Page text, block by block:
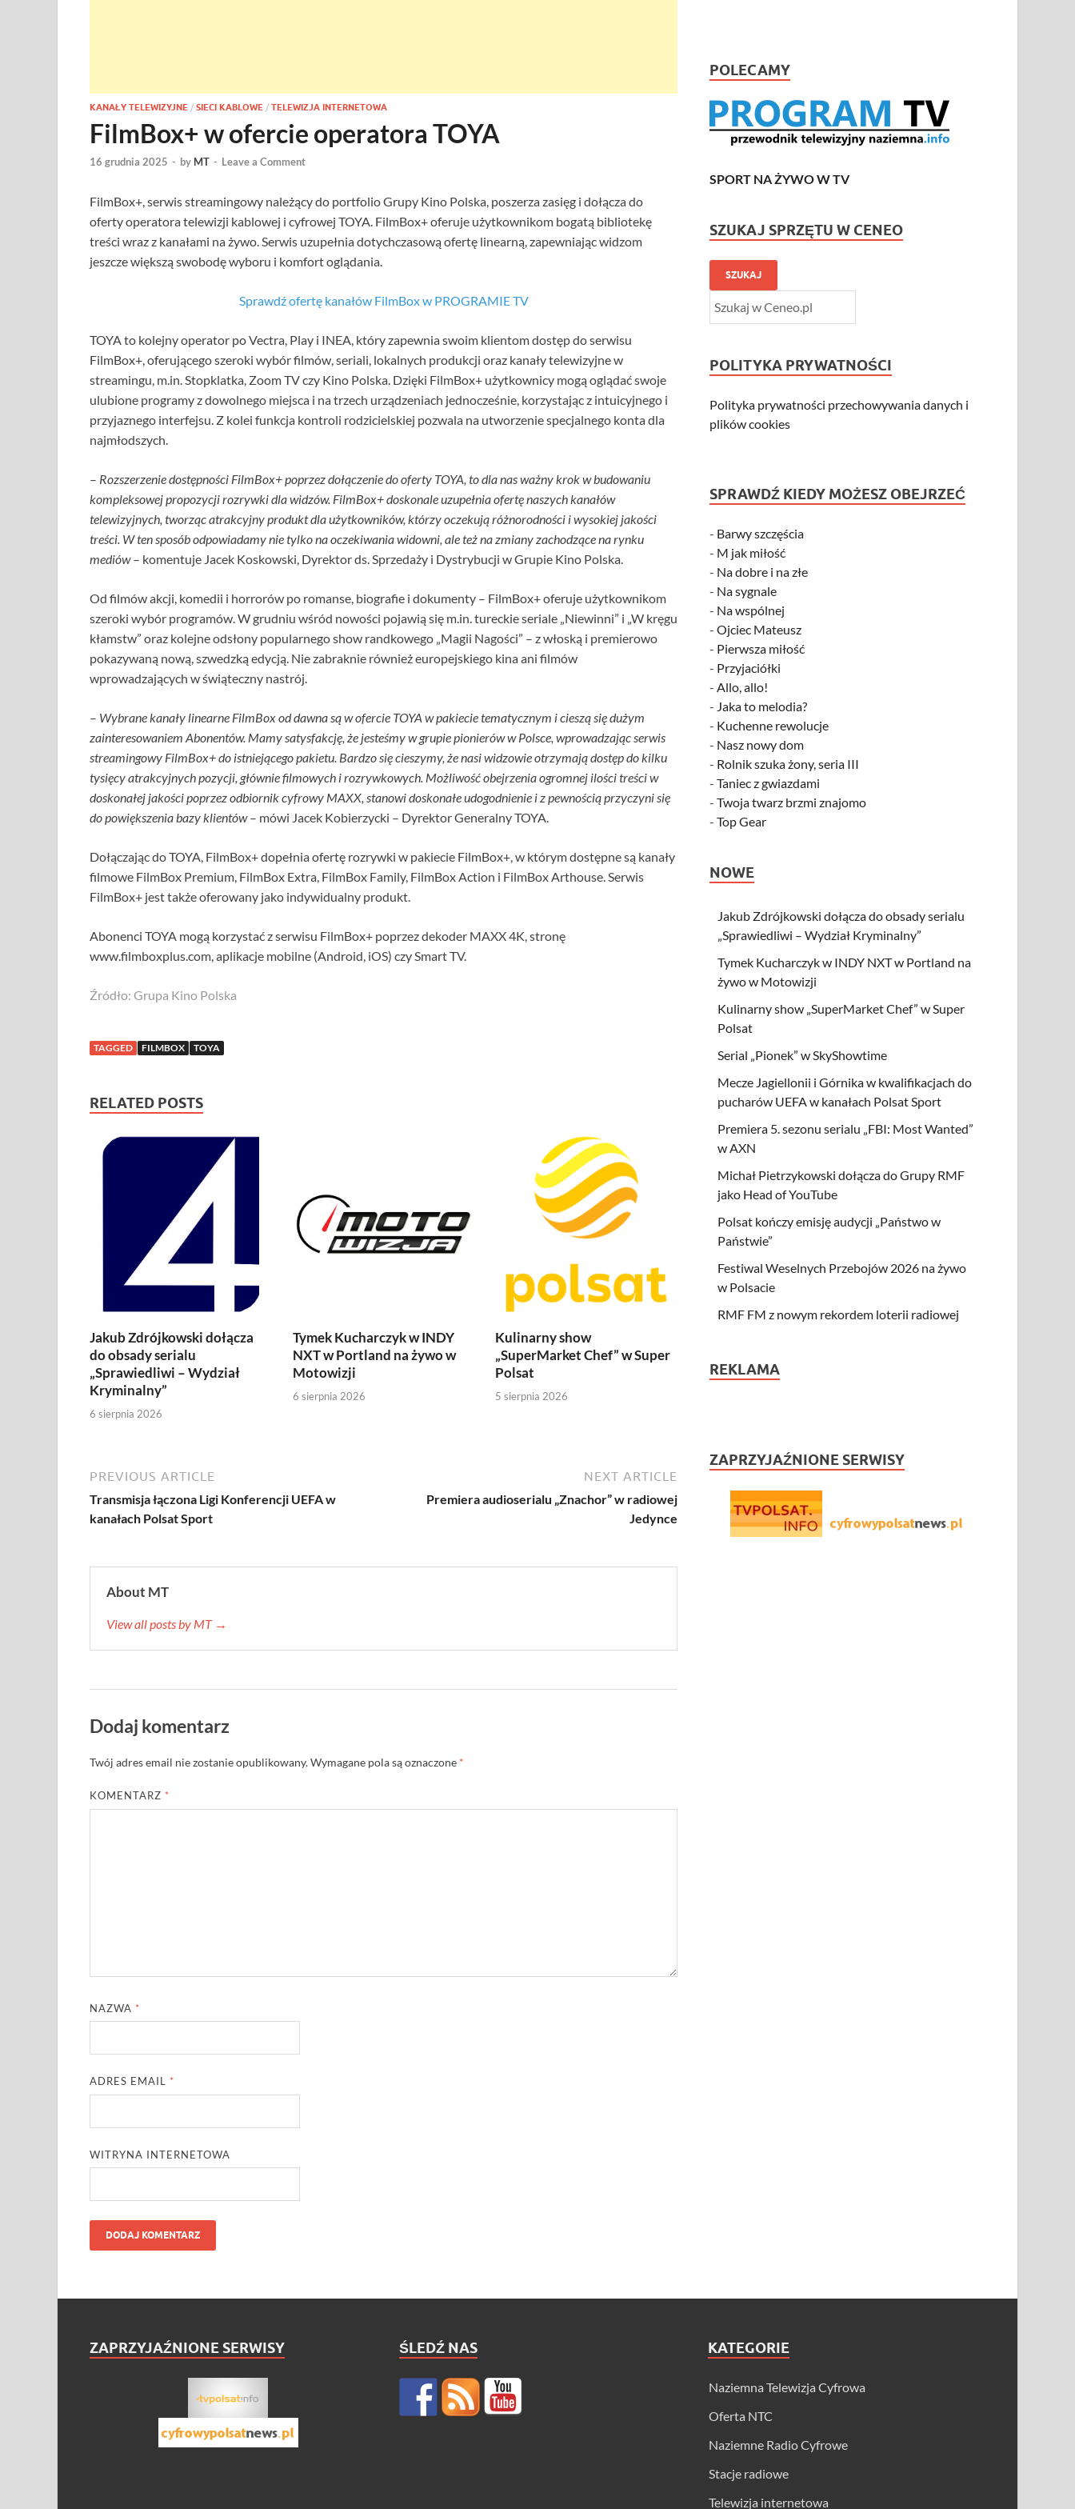
KANAŁY TELEWIZYJNE / SIECI KABLOWE / TELEWIZJA INTERNETOWA
FilmBox+ w ofercie operatora TOYA
16 grudnia 2025 - by MT - Leave a Comment
FilmBox+, serwis streamingowy należący do portfolio Grupy Kino Polska, poszerza zasięg i dołącza do
oferty operatora telewizji kablowej i cyfrowej TOYA. FilmBox+ oferuje użytkownikom bogatą bibliotekę
treści wraz z kanałami na żywo. Serwis uzupełnia dotychczasową ofertę linearną, zapewniając widzom
jeszcze większą swobodę wyboru i komfort oglądania.
Sprawdź ofertę kanałów FilmBox w PROGRAMIE TV
TOYA to kolejny operator po Vectra, Play i INEA, który zapewnia swoim klientom dostęp do serwisu
FilmBox+, oferującego szeroki wybór filmów, seriali, lokalnych produkcji oraz kanały telewizyjne w
streamingu, m.in. Stopklatka, Zoom TV czy Kino Polska. Dzięki FilmBox+ użytkownicy mogą oglądać swoje
ulubione programy z dowolnego miejsca i na trzech urządzeniach jednocześnie, korzystając z intuicyjnego i
przyjaznego interfejsu. Z kolei funkcja kontroli rodzicielskiej pozwala na utworzenie specjalnego konta dla
najmłodszych.
– Rozszerzenie dostępności FilmBox+ poprzez dołączenie do oferty TOYA, to dla nas ważny krok w budowaniu
kompleksowej propozycji rozrywki dla widzów. FilmBox+ doskonale uzupełnia ofertę naszych kanałów
telewizyjnych, tworząc atrakcyjny produkt dla użytkowników, którzy oczekują różnorodności i wysokiej jakości
treści. W ten sposób odpowiadamy nie tylko na oczekiwania widowni, ale też na zmiany zachodzące na rynku
mediów– komentuje Jacek Koskowski, Dyrektor ds. Sprzedaży i Dystrybucji w Grupie Kino Polska.
Od filmów akcji, komedii i horrorów po romanse, biografie i dokumenty – FilmBox+ oferuje użytkownikom
szeroki wybór programów. W grudniu wśród nowości pojawią się m.in. tureckie seriale „Niewinni” i „W kręgu
kłamstw” oraz kolejne odsłony popularnego show randkowego „Magii Nagości” – z włoską i premierowo
pokazywaną nową, szwedzką edycją. Nie zabraknie również europejskiego kina ani filmów
wprowadzających w świąteczny nastrój.
– Wybrane kanały linearne FilmBox od dawna są w ofercie TOYA w pakiecie tematycznym i cieszą się dużym
zainteresowaniem Abonentów. Mamy satysfakcję, że jesteśmy w grupie pionierów w Polsce, wprowadzając serwis
streamingowy FilmBox+ do istniejącego pakietu. Bardzo się cieszymy, że nasi widzowie otrzymają dostęp do kilku
tysięcy atrakcyjnych pozycji, głównie filmowych i rozrywkowych. Możliwość obejrzenia ogromnej ilości treści w
doskonałej jakości poprzez odbiornik cyfrowy MAXX, stanowi doskonałe udogodnienie i z pewnością przyczyni się
do powiększenia bazy klientów– mówi Jacek Kobierzycki – Dyrektor Generalny TOYA.
Dołączając do TOYA, FilmBox+ dopełnia ofertę rozrywki w pakiecie FilmBox+, w którym dostępne są kanały
filmowe FilmBox Premium, FilmBox Extra, FilmBox Family, FilmBox Action i FilmBox Arthouse. Serwis
FilmBox+ jest także oferowany jako indywidualny produkt.
Abonenci TOYA mogą korzystać z serwisu FilmBox+ poprzez dekoder MAXX 4K, stronę
www.filmboxplus.com, aplikacje mobilne (Android, iOS) czy Smart TV.
Źródło: Grupa Kino Polska
TAGGED FILMBOX TOYA
RELATED POSTS
Jakub Zdrójkowski dołącza
do obsady serialu
„Sprawiedliwi – Wydział
Kryminalny”
6 sierpnia 2026
Tymek Kucharczyk w INDY
NXT w Portland na żywo w
Motowizji
6 sierpnia 2026
Kulinarny show
„SuperMarket Chef” w Super
Polsat
5 sierpnia 2026
PREVIOUS ARTICLE
Transmisja łączona Ligi Konferencji UEFA w
kanałach Polsat Sport
NEXT ARTICLE
Premiera audioserialu „Znachor” w radiowej
Jedynce
About MT
View all posts by MT →
Dodaj komentarz
Twój adres email nie zostanie opublikowany.Wymagane pola są oznaczone *
KOMENTARZ *
NAZWA *
ADRES EMAIL *
WITRYNA INTERNETOWA
POLECAMY
SPORT NA ŻYWO W TV
SZUKAJ SPRZĘTU W CENEO
SZUKAJ
POLITYKA PRYWATNOŚCI
Polityka prywatności przechowywania danych i
plików cookies
SPRAWDŹ KIEDY MOŻESZ OBEJRZEĆ
- Barwy szczęścia
- M jak miłość
- Na dobre i na złe
- Na sygnale
- Na wspólnej
-Ojciec Mateusz
- Pierwsza miłość
- Przyjaciółki
-Allo, allo!
- Jaka to melodia?
- Kuchenne rewolucje
- Nasz nowy dom
- Rolnik szuka żony, seria III
-Taniec z gwiazdami
-Twoja twarz brzmi znajomo
-Top Gear
NOWE
Jakub Zdrójkowski dołącza do obsady serialu
„Sprawiedliwi – Wydział Kryminalny”
Tymek Kucharczyk w INDY NXT w Portland na
żywo w Motowizji
Kulinarny show „SuperMarket Chef” w Super
Polsat
Serial „Pionek” w SkyShowtime
Mecze Jagiellonii i Górnika w kwalifikacjach do
pucharów UEFA w kanałach Polsat Sport
Premiera 5. sezonu serialu „FBI: Most Wanted”
w AXN
Michał Pietrzykowski dołącza do Grupy RMF
jako Head of YouTube
Polsat kończy emisję audycji „Państwo w
Państwie”
Festiwal Weselnych Przebojów 2026 na żywo
w Polsacie
RMF FM z nowym rekordem loterii radiowej
REKLAMA
ZAPRZYJAŹNIONE SERWISY
ZAPRZYJAŹNIONE SERWISY ŚLEDŹ NAS KATEGORIE
Naziemna Telewizja Cyfrowa
Oferta NTC
Naziemne Radio Cyfrowe
Stacje radiowe
Telewizja internetowa